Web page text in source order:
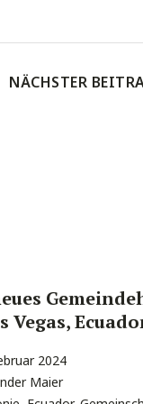
NÄCHSTER
Vegas,
2024
Maier